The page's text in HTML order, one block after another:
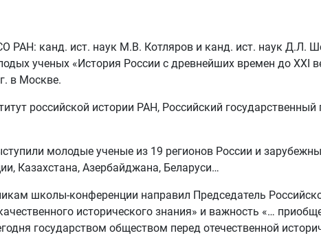
РАН: канд. ист. наук М.В. Котляров и канд. ист. наук Д.Л.
ученых «История России с древнейших времен до XXI
в Москве.
российской истории РАН, Российский
молодые ученые из 19 регионов России и
Казахстана, Азербайджана, Беларуси…
школы-конференции направил Председатель
исторического знания» и важность «…
государством обществом перед отечественной